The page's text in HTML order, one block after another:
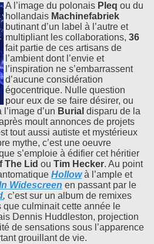
A l’image du polonais Pleq ou du
hollandais Machinefabriek
butinant d’un label à l’autre et
multipliant les collaborations, 36
fait partie de ces artisans de
l’ambient dont l’envie et
l’inspiration ne s’embarrassent
d’aucune considération
égocentrique. Nulle question
pour eux de se faire désirer, ou
d’un Burial disparu de la
moult annonces de projets
tout aussi autiste et mystérieux
mythe, c’est une oeuvre
s’emploie à édifier cet héritier
The Lid ou Tim Hecker. Au point
Hollow à l’ample et
Widescreen en passant par le
, c’est sur un album de remixes
culminait cette année le
Dennis Huddleston, projection
de sensations sous l’apparence
grouillant de vie.